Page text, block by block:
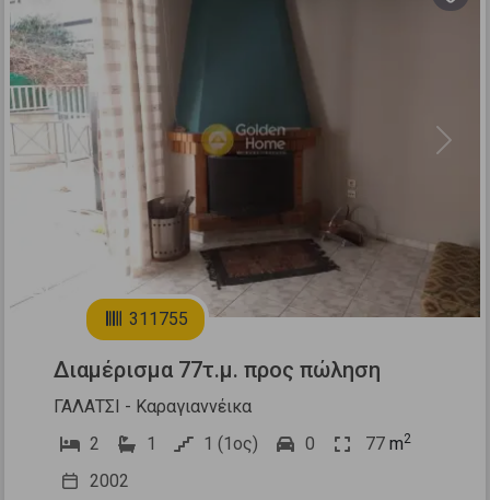
Previous Next
311755
Διαμέρισμα 77τ.μ. προς πώληση
ΓΑΛΑΤΣΙ - Καραγιαννέικα
2
1 1 (1ος) 0 77 m2
2002